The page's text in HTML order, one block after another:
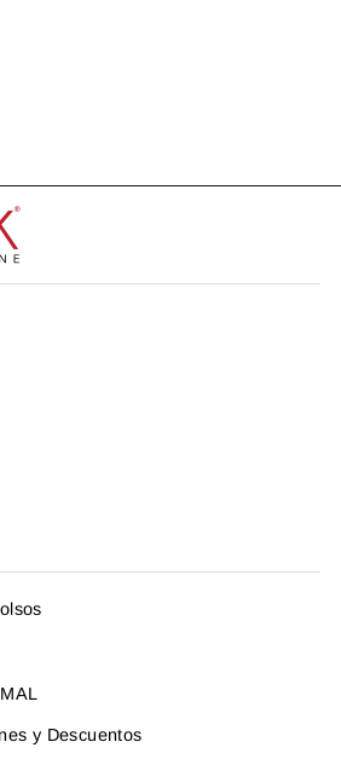
y Descuentos